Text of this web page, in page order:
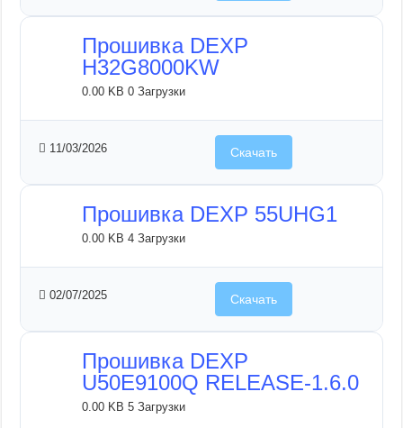
Прошивка DEXP
H32G8000KW
0.00 KB0 Загрузки
11/03/2026 Скачать
Прошивка DEXP 55UHG1
0.00 KB4 Загрузки
02/07/2025 Скачать
Прошивка DEXP
U50E9100Q RELEASE-1.6.0
0.00 KB5 Загрузки